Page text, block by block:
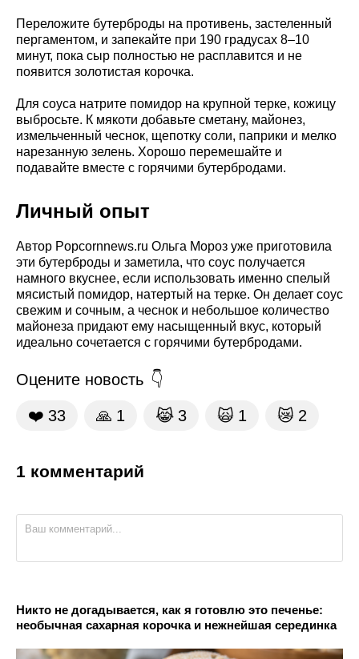
Переложите бутерброды на противень, застеленный
пергаментом, и запекайте при 190 градусах 8–10
минут, пока сыр полностью не расплавится и не
появится золотистая корочка.
Для соуса натрите помидор на крупной терке, кожицу
выбросьте. К мякоти добавьте сметану, майонез,
измельченный чеснок, щепотку соли, паприки и мелко
нарезанную зелень. Хорошо перемешайте и
подавайте вместе с горячими бутербродами.
Личный опыт
Автор Popcornnews.ru Ольга Мороз уже приготовила
эти бутерброды и заметила, что соус получается
намного вкуснее, если использовать именно спелый
мясистый помидор, натертый на терке. Он делает соус
свежим и сочным, а чеснок и небольшое количество
майонеза придают ему насыщенный вкус, который
идеально сочетается с горячими бутербродами.
Оцените новость
❤️ 33 🙏 1 😹 3 🙀 1 😿 2
1 комментарий
Никто не догадывается, как я готовлю это печенье:
необычная сахарная корочка и нежнейшая серединка